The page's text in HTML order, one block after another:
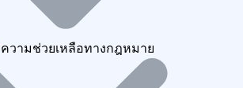
ความช่วยเหลือทางกฎหมาย